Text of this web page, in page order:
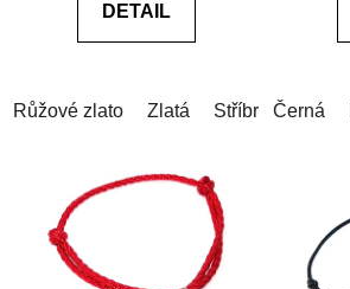
DETAIL
Růžové zlato Zlatá StříbrnáČerná